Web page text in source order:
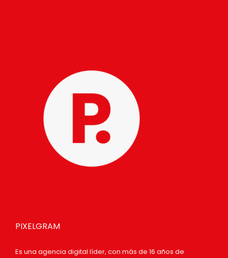
PIXELGRAM
Es una agencia digital líder, con más de 16 años de